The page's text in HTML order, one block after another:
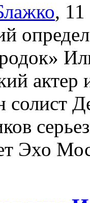
,
Эхо